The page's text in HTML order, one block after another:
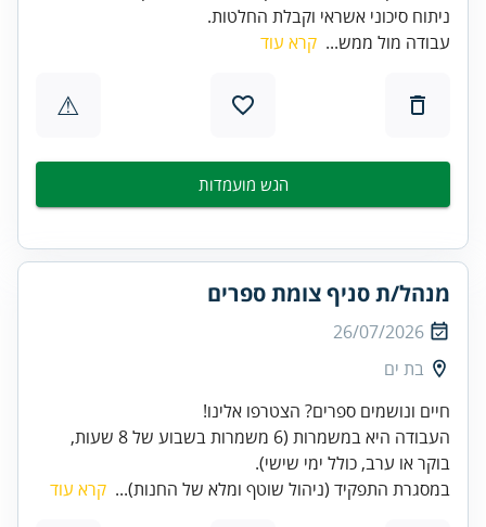
ניתוח סיכוני אשראי וקבלת החלטות.
עבודה מול ממש... קרא עוד
⚠
הגש מועמדות
מנהל/ת סניף צומת ספרים
26/07/2026
בת ים
העבודה היא במשמרות (6 משמרות בשבוע של 8 שעות,
בוקר או ערב, כולל ימי שישי).
במסגרת התפקיד (ניהול שוטף ומלא של החנות)... קרא עוד